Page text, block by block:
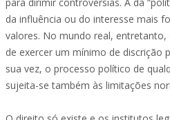
da influência ou do interesse mais
valores. No mundo real,
de exercer um mínimo de discrição
sua vez, o processo político de
sujeita-se também às limitações